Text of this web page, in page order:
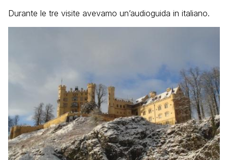
Durante le tre visite avevamo un’audioguida in italiano.